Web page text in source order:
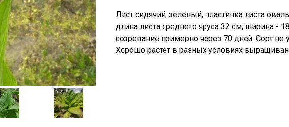
Лист сидячий, зеленый, пластинка листа
длина листа среднего яруса 32 см, ширина -
созревание примерно через 70 дней. Сорт не
Хорошо растёт в разных условиях